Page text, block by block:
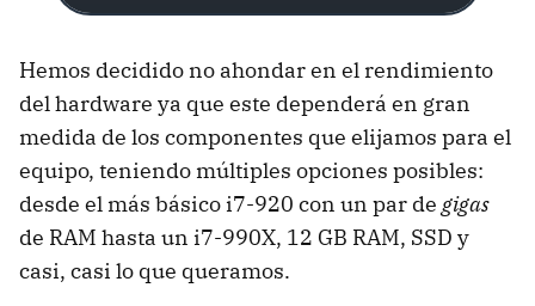
Hemos decidido no ahondar en el rendimiento
del hardware ya que este dependerá en gran
medida de los componentes que elijamos para el
equipo, teniendo múltiples opciones posibles:
desde el más básico i7-920 con un par de gigas
de RAM hasta un i7-990X, 12 GB RAM, SSD y
casi, casi lo que queramos.